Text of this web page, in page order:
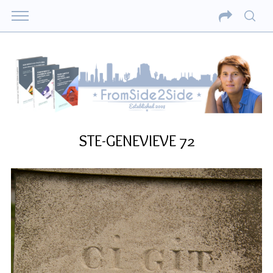
STE-GENEVIEVE 72